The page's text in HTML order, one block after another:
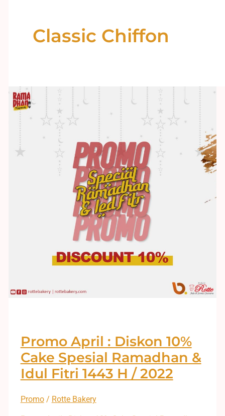
Classic Chiffon
Promo April : Diskon 10%
Cake Spesial Ramadhan &
Idul Fitri 1443 H / 2022
Promo/ Rotte Bakery